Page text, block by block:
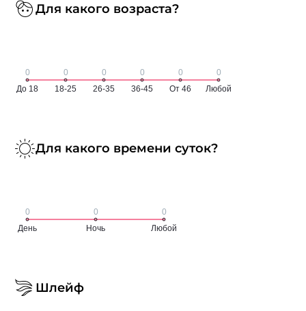
Для какого возраста?
Для какого времени суток?
Шлейф